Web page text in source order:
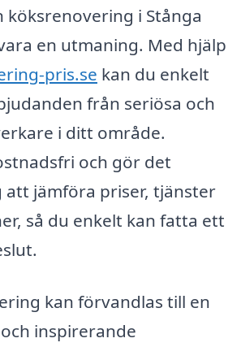
köksrenovering i Stånga
en utmaning. Med hjälp
pris.se kan du enkelt
från seriösa och
i ditt område.
och gör det
jämföra priser, tjänster
så du enkelt kan fatta ett
kan förvandlas till en
inspirerande